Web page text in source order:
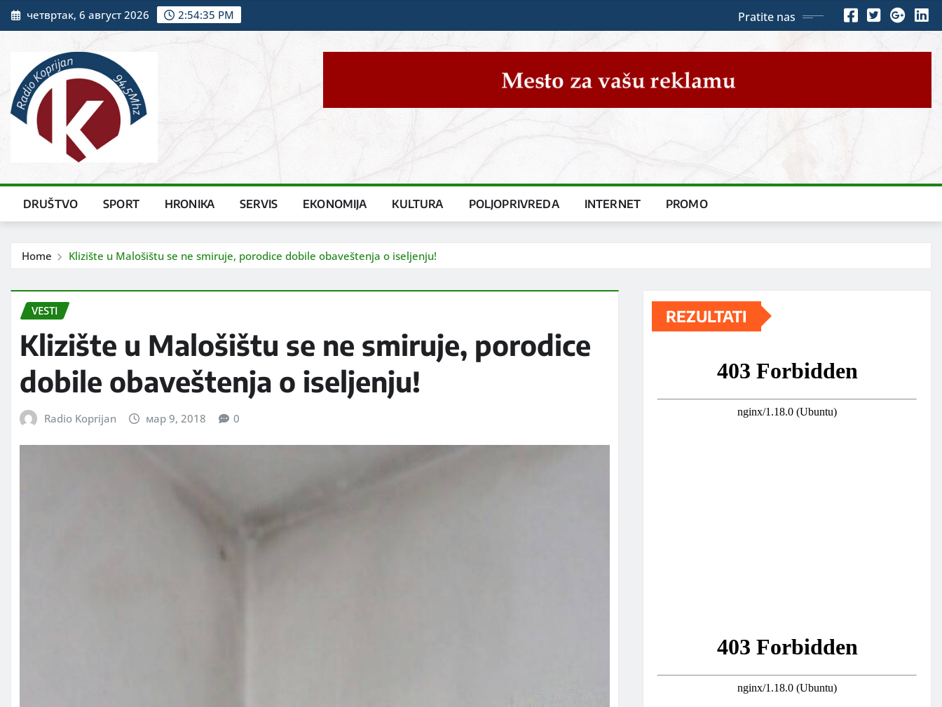
Skip
to
четвртак, 6 август 2026 2:54:36 PM Pratite nas
DRUŠTVO SPORT HRONIKA SERVIS EKONOMIJA KULTURA POLJOPRIVREDA INTERNET PROMO
Home Klizište u Malošištu se ne smiruje, porodice dobile obaveštenja o iseljenju!
VESTI
Klizište u Malošištu se ne smiruje, porodice
dobile obaveštenja o iseljenju!
Radio Koprijan мар 9, 2018 0
REZULTATI